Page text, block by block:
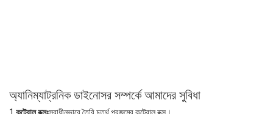
অ্যানিম্যাট্রনিক ডাইনোসর সম্পর্কে আমাদের সুবিধা
1. কন্ট্রোল বক্সঃস্বাধীনভাবে তৈরি চতুর্থ প্রজন্মের কন্ট্রোল বক্স।